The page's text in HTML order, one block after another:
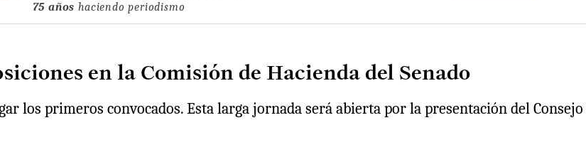
75 años haciendo periodismo
en la Comisión de Hacienda del Senado
los primeros convocados. Esta larga jornada será abierta por la presentación del Consejo